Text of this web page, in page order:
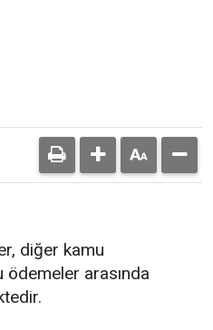
diğer kamu
ödemeler arasında